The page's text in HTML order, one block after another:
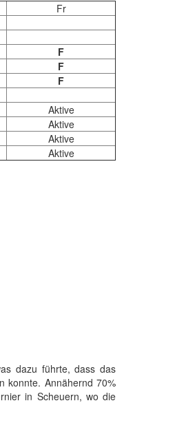
Fr
F
F
F
Aktive
Aktive
Aktive
Aktive
dazu führte, dass das
konnte. Annähernd 70%
in Scheuern, wo die